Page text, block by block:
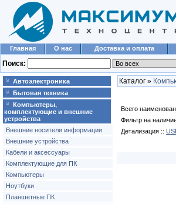
Главная О нас Доставка и оплата
Поиск:
Автоэлектроника
Бытовая техника
Компьютеры,
комплектующие и внешние
устройства
Внешние носители информации
Внешние устройства
Кабели и аксессуары
Комплектующие для ПК
Компьютеры
Ноутбуки
Планшетные ПК
Каталог »
Всего
Фильтр на
Детализация ::